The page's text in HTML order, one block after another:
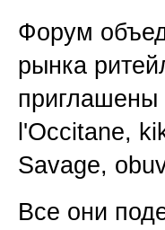
Форум
рынка
приглашены
l'Occitane,
Savage,
Все они